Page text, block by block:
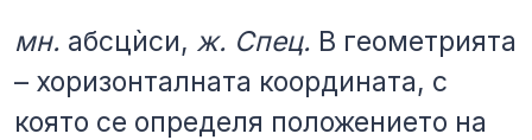
мн. абсцѝси, ж. Спец. В геометрията
– хоризонталната координата, с
която се определя положението на